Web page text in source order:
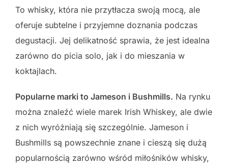
To whisky, która nie przytłacza swoją mocą, ale
oferuje subtelne i przyjemne doznania podczas
degustacji. Jej delikatność sprawia, że jest idealna
zarówno do picia solo, jak i do mieszania w
koktajlach.
Popularne marki to Jameson i Bushmills. Na rynku
można znaleźć wiele marek Irish Whiskey, ale dwie
z nich wyróżniają się szczególnie. Jameson i
Bushmills są powszechnie znane i cieszą się dużą
popularnością zarówno wśród miłośników whisky,